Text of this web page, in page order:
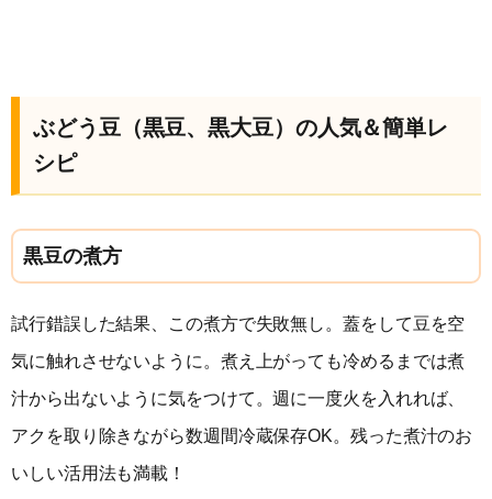
ぶどう豆（黒豆、黒大豆）の人気＆簡単レ
シピ
黒豆の煮方
試行錯誤した結果、この煮方で失敗無し。蓋をして豆を空
気に触れさせないように。煮え上がっても冷めるまでは煮
汁から出ないように気をつけて。週に一度火を入れれば、
アクを取り除きながら数週間冷蔵保存OK。残った煮汁のお
いしい活用法も満載！